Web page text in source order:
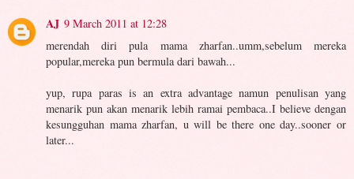
AJ 9 March 2011 at 12:28
merendah diri pula mama zharfan..umm,sebelum mereka
popular,mereka pun bermula dari bawah...
yup, rupa paras is an extra advantage namun penulisan yang
menarik pun akan menarik lebih ramai pembaca..I believe dengan
kesungguhan mama zharfan, u will be there one day..sooner or
later...